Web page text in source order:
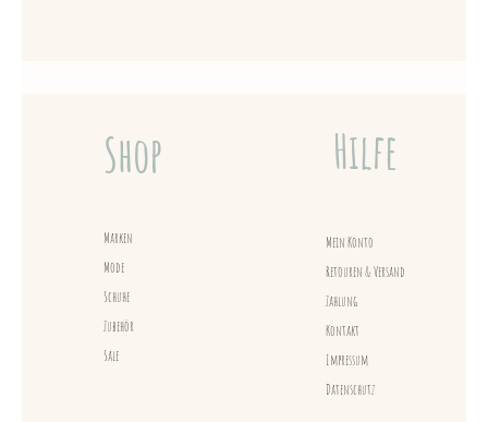
Shop
Marken
Mode
Schuhe
Zubehör
Sale
Hilfe
Mein Konto
Retouren & Versand
Zahlung
Kontakt
Impressum
Datenschutz